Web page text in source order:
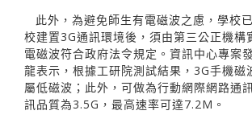
此外，為避免師生有電磁波之慮，學校
校建置3G通訊環境後，須由第三公正機構
電磁波符合政府法令規定。資訊中心專案
龍表示，根據工研院測試結果，3G手機磁
屬低磁波；此外，可做為行動網際網路通
訊品質為3.5G，最高速率可達7.2M。